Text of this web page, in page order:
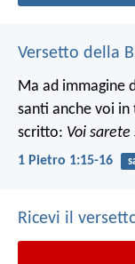
Versetto della
Ma ad immagine
santi anche voi
scritto: Voi
1 Pietro 1:15-16
Ricevi il